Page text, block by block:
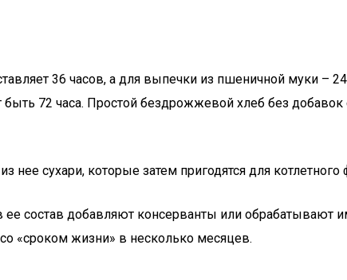
36 часов, а для выпечки из пшеничной муки –
72 часа. Простой бездрожжевой хлеб без
нее сухари, которые затем пригодятся для
состав добавляют консерванты или обрабатывают
«сроком жизни» в несколько месяцев.